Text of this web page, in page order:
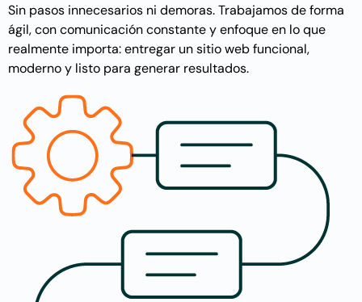
Sin pasos innecesarios ni demoras. Trabajamos de forma
ágil, con comunicación constante y enfoque en lo que
realmente importa: entregar un sitio web funcional,
moderno y listo para generar resultados.